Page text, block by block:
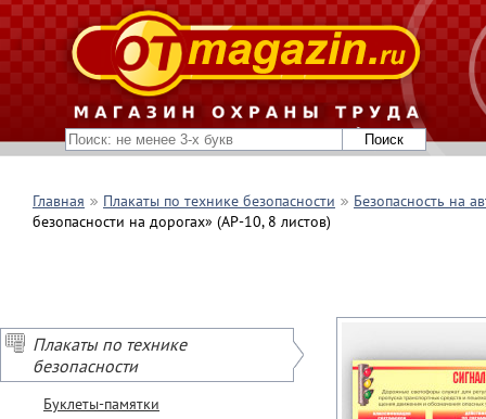
Главная Плакаты по технике безопасности
Безопасность на
безопасности на дорогах» (АР-10, 8 листов)
Плакаты по технике
безопасности
Буклеты-памятки